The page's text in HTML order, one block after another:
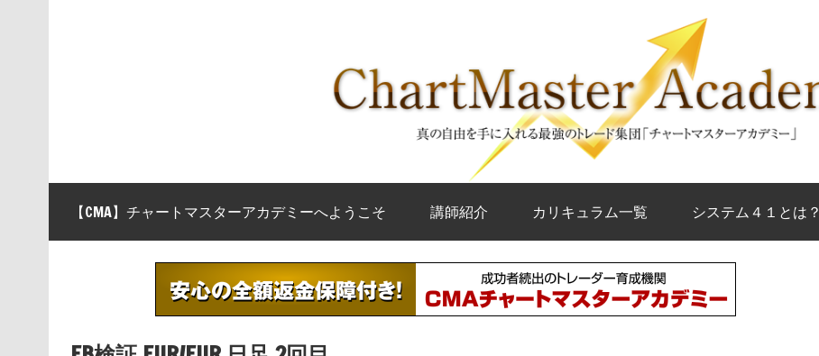
【CMA】チャートマスターアカデミーへようこそ 講師紹介 カリキュラム一覧 システム４１とは？